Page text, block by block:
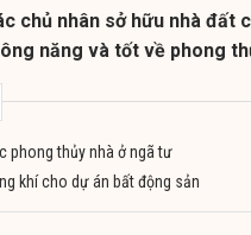
chủ nhân sở hữu nhà
năng và tốt về phong
phong thủy nhà ở ngã tư
khí cho dự án bất động sản